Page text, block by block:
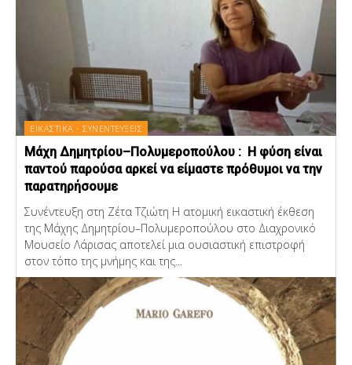
ΕΙΚΑΣΤΙΚΑ - ΣΥΝΕΝΤΕΥΞΕΙΣ
Μάχη Δημητρίου–Πολυμεροπούλου : Η φύση είναι
παντού παρούσα αρκεί να είμαστε πρόθυμοι να την
παρατηρήσουμε
Συνέντευξη στη Ζέτα Τζιώτη Η ατομική εικαστική έκθεση
της Μάχης Δημητρίου–Πολυμεροπούλου στο Διαχρονικό
Μουσείο Λάρισας αποτελεί μια ουσιαστική επιστροφή
στον τόπο της μνήμης και της...